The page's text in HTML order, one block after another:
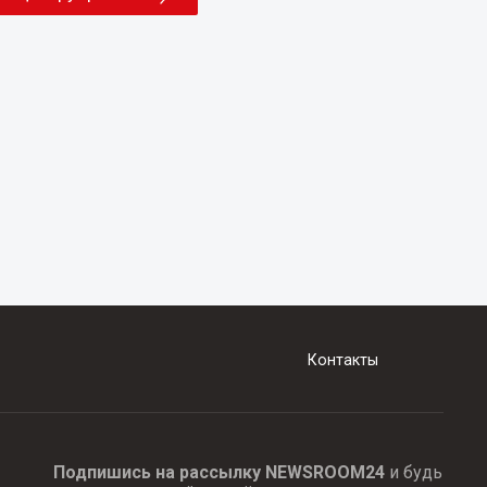
Контакты
Подпишись на рассылку NEWSROOM24и будь